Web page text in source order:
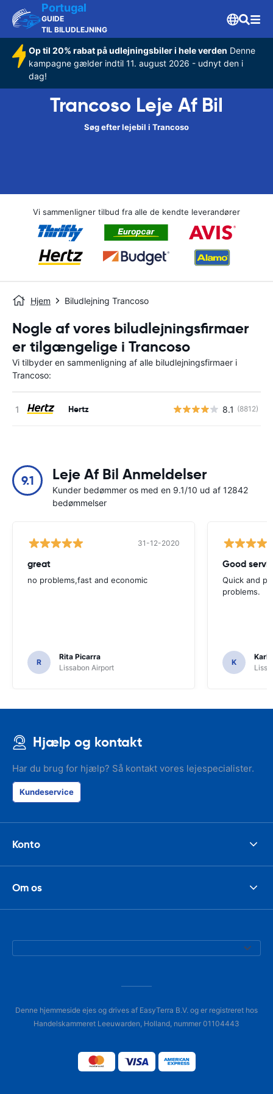
Portugal
GUIDE
TIL BILUDLEJNING
Op til 20% rabat på udlejningsbiler i hele verden Denne
kampagne gælder indtil 11. august 2026 - udnyt den i
dag!
Trancoso Leje Af Bil
Søg efter lejebil i Trancoso
Vi sammenligner tilbud fra alle de kendte leverandører
Hjem Biludlejning Trancoso
Nogle af vores biludlejningsfirmaer
er tilgængelige i Trancoso
Vi tilbyder en sammenligning af alle biludlejningsfirmaer i
Trancoso:
Hertz 8.1 (8812)
9.1 Leje Af Bil Anmeldelser
Kunder bedømmer os med en 9.1/10 ud af 12842
bedømmelser
31-12-2020
great
no problems,fast and economic
R
Rita Picarra
Lissabon Airport
Good
Quick and
problems.
K
Karl
Hjælp og kontakt
Har du brug for hjælp? Så kontakt vores lejespecialister.
Kundeservice
Konto
Om os
Denne hjemmeside ejes og drives af EasyTerra B.V. og er registreret hos
Handelskammeret Leeuwarden, Holland, nummer 01104443